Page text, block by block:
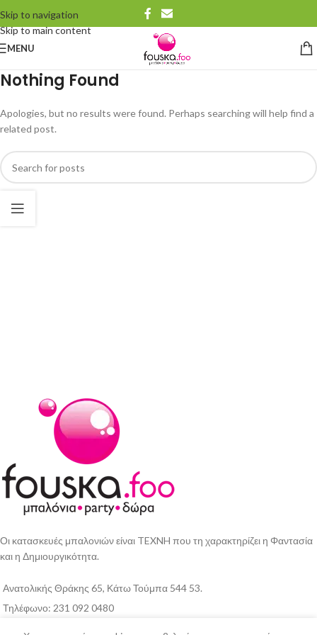
Skip to navigation
Skip to main content
MENU
Nothing Found
Apologies, but no results were found. Perhaps searching will help find a
related post.
Οι κατασκευές μπαλονιών είναι TEXNH που τη χαρακτηρίζει η Φαντασία
και η Δημιουργικότητα.
Ανατολικής Θράκης 65, Κάτω Τούμπα 544 53.
Τηλέφωνο: 231 092 0480